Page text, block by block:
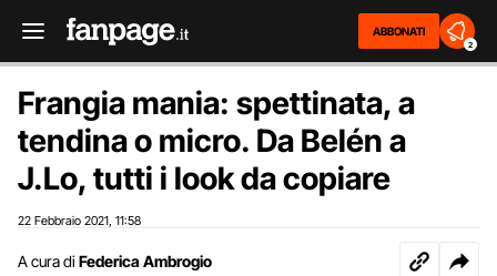
ABBONATI
2
Frangia mania: spettinata, a
tendina o micro. Da Belén a
J.Lo, tutti i look da copiare
22 Febbraio 2021 11:58
A cura di Federica Ambrogio